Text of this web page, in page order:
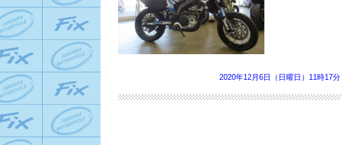
2020年12月6日（日曜日）11時17分